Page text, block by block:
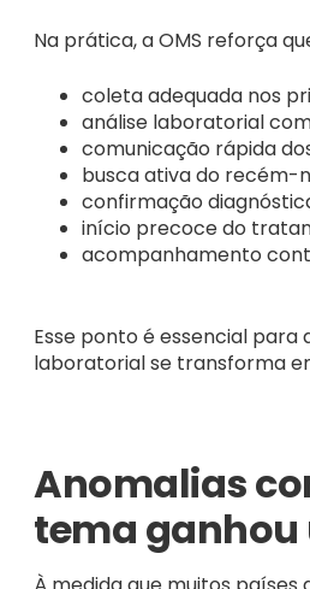
Na prática, a OMS reforça
coleta adequada nos
análise laboratorial
comunicação rápida
busca ativa do recém-
confirmação
início precoce do
acompanhamento
Esse ponto é essencial
laboratorial se transforma
Anomalias
tema ganhou